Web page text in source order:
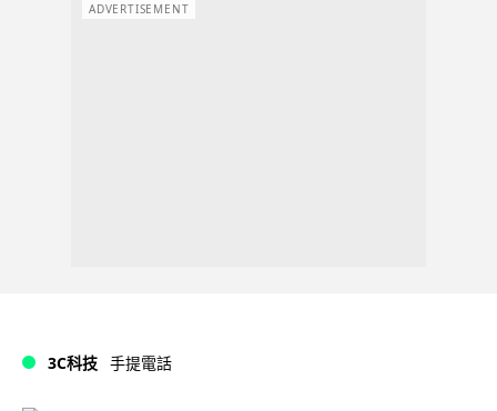
ADVERTISEMENT
3C科技 手提電話